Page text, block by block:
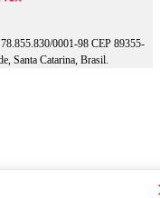
0001-98 CEP 89355-
Santa Catarina, Brasil.